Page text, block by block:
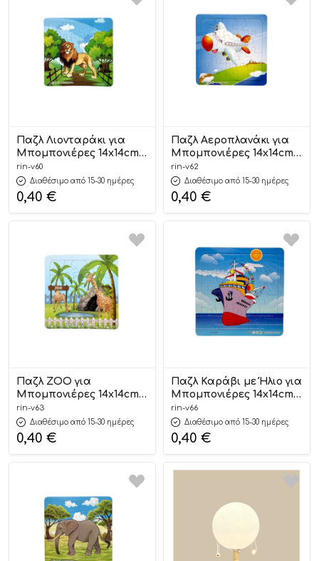
Παζλ Λιονταράκι για
Μπομπονιέρες 14x14cm
Β60 | Riniotis
rin-v60
Διαθέσιμο από 15-30 ημέρες
0,40 €
Παζλ Αεροπλανάκι για
Μπομπονιέρες 14x14cm |
Β62 Riniotis
rin-v62
Διαθέσιμο από 15-30 ημέρες
0,40 €
Παζλ ZOO για
Μπομπονιέρες 14x14cm |
Β63 Riniotis
rin-v63
Διαθέσιμο από 15-30 ημέρες
0,40 €
Παζλ Καράβι με Ήλιο για
Μπομπονιέρες 14x14cm
Β66 Riniotis
rin-v66
Διαθέσιμο από 15-30 ημέρες
0,40 €